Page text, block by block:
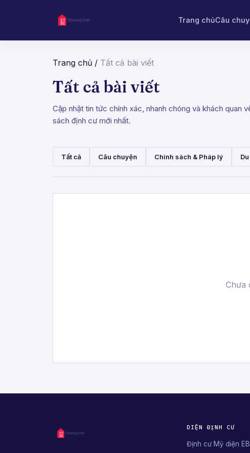
Trang chủCâu
Trang chủ / Tất cả bài viết
Tất cả bài viết
Cập nhật tin tức chính xác, nhanh chóng và khách quan
sách định cư mới nhất.
Tất cả Câu chuyện Chính sách & Pháp lý
Chưa
DIỆN ĐỊNH CƯ
Định cư Mỹ diện